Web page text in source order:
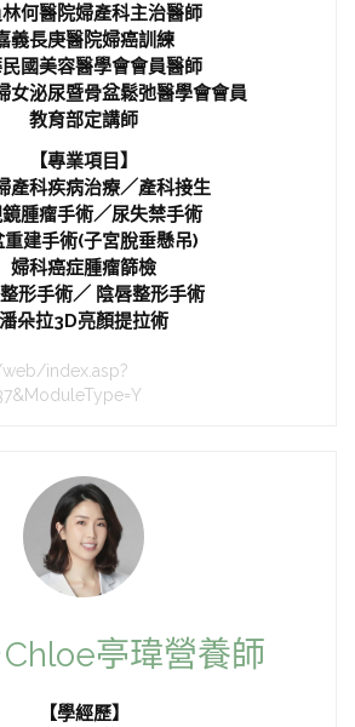
何醫院婦產科主治醫師
義長庚醫院婦癌訓練
國美容醫學會會員醫師
女泌尿暨骨盆鬆弛醫學會會員
教育部定講師
【專業項目】
產科疾病治療／產科接生
腫瘤手術／尿失禁手術
重建手術(子宮脫垂懸吊)
婦科癌症腫瘤篩檢
形手術／ 陰唇整形手術
潘朵拉3D亮顏提拉術
index.asp?
亭瑋營養師
【學經歷】